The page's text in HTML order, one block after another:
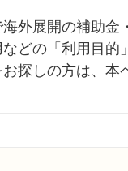
外展開の補助金
どの「利用目的
探しの方は、本